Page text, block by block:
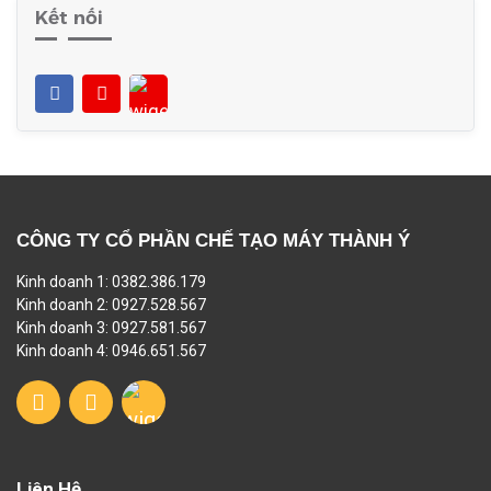
Kết nối
CÔNG TY CỔ PHẦN CHẾ TẠO MÁY THÀNH Ý
Kinh doanh 1: 0382.386.179
Kinh doanh 2: 0927.528.567
Kinh doanh 3: 0927.581.567
Kinh doanh 4: 0946.651.567